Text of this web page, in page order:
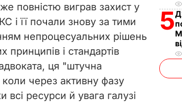
повністю виграв захист у
і її почали знову за тими
непроцесуальних рішень
і стандартів
ця "штучна
коли через активну фазу
ресурси й увага галузі
5